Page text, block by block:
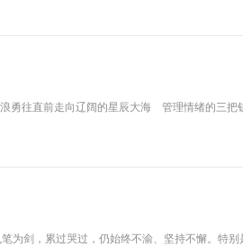
勇往直前走向辽阔的星辰大海 管理情绪的三把
剑，累过哭过，仍始终不渝、坚持不懈。特别